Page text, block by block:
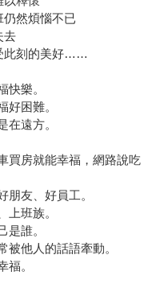
仍然煩惱不已
去
此刻的美好……
快樂。
好困難。
在遠方。
買房就能幸福，網路說吃
友、好員工。
上班族。
是誰。
他人的話語牽動。
福。